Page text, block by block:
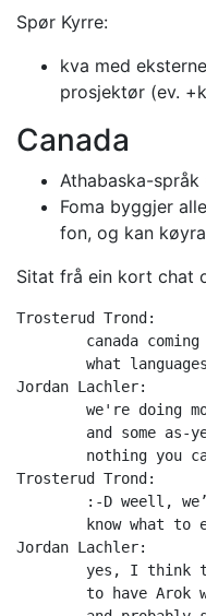
Spør Kyrre:
kva med
prosjektør (ev.
Canada
Athabaska-språk
Foma byggjer
fon, og kan
Sitat frå ein kort chat
Trosterud Trond:
Jordan Lachler:
Trosterud Trond:
Jordan Lachler: